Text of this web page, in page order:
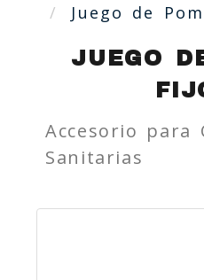
Juego de
JUEGO
Accesorio para
Sanitarias